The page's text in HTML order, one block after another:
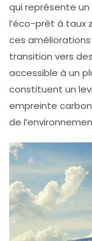
qui représente
l’éco-prêt à taux
ces
transition vers
accessible à un
constituent un
empreinte
de